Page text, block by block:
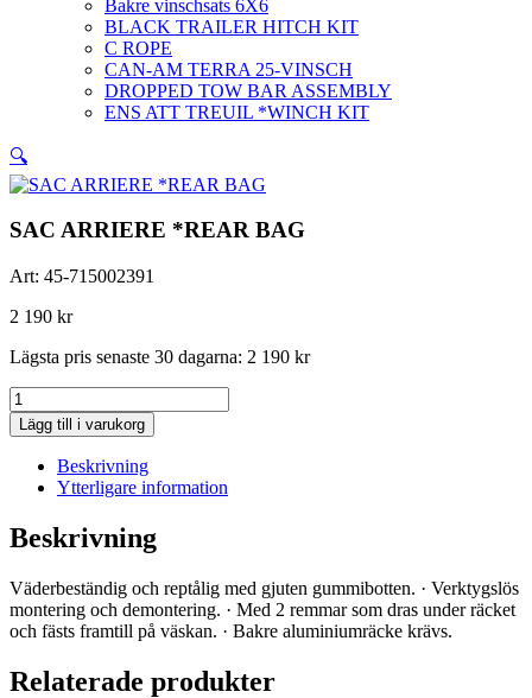
Bakre vinschsats 6X6
BLACK TRAILER HITCH KIT
C ROPE
CAN-AM TERRA 25-VINSCH
DROPPED TOW BAR ASSEMBLY
ENS ATT TREUIL *WINCH KIT
🔍
SAC ARRIERE *REAR BAG
Art: 45-715002391
2 190 kr
Lägsta pris senaste 30 dagarna: 2 190 kr
SAC
ARRIERE
*REAR
BAG
mängd
Lägg till i varukorg
Beskrivning
Ytterligare information
Beskrivning
Väderbeständig och reptålig med gjuten gummibotten. · Verktygslös
montering och demontering. · Med 2 remmar som dras under räcket
och fästs framtill på väskan. · Bakre aluminiumräcke krävs.
Relaterade produkter